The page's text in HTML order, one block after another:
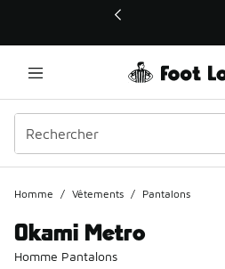
Ce lien ouvrira une nouvelle fenêtre
Homme / Vêtements / Pantalons
Okami Metro
Homme Pantalons